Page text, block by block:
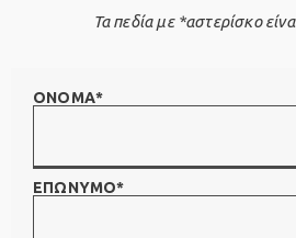
Τα πεδία με *αστερίσκο
ΟΝΟΜΑ*
ΕΠΩΝΥΜΟ*